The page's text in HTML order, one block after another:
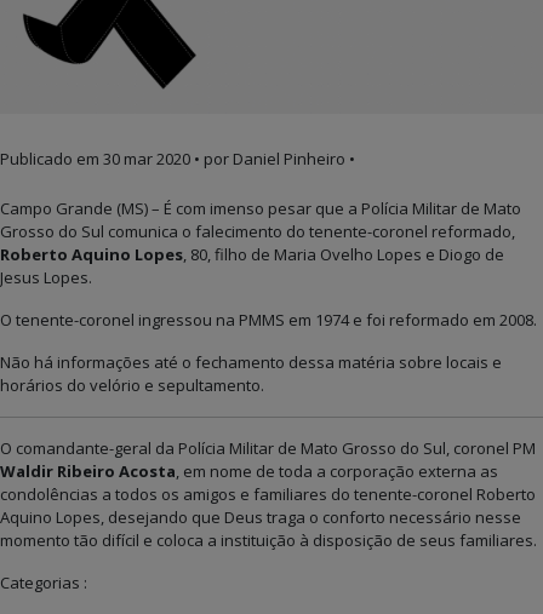
Publicado em 30 mar 2020 • por Daniel Pinheiro •
Campo Grande (MS) – É com imenso pesar que a Polícia Militar de Mato
Grosso do Sul comunica o falecimento do tenente-coronel reformado,
Roberto Aquino Lopes, 80, filho de Maria Ovelho Lopes e Diogo de
Jesus Lopes.
O tenente-coronel ingressou na PMMS em 1974 e foi reformado em 2008.
Não há informações até o fechamento dessa matéria sobre locais e
horários do velório e sepultamento.
O comandante-geral da Polícia Militar de Mato Grosso do Sul, coronel PM
Waldir Ribeiro Acosta, em nome de toda a corporação externa as
condolências a todos os amigos e familiares do tenente-coronel Roberto
Aquino Lopes, desejando que Deus traga o conforto necessário nesse
momento tão difícil e coloca a instituição à disposição de seus familiares.
Categorias :